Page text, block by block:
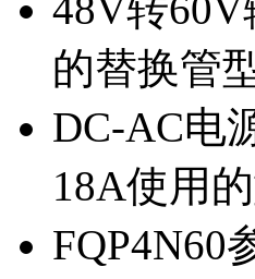
的替换管
DC-AC电
18A使用
FQP4N60